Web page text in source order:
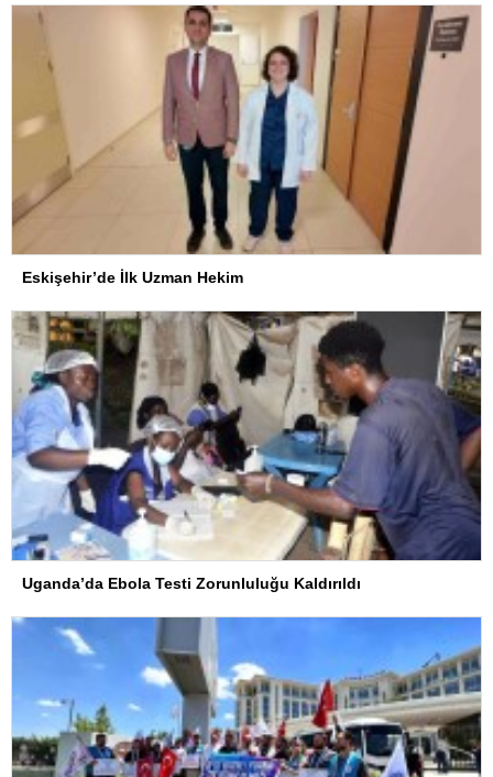
Eskişehir’de İlk Uzman Hekim
Uganda’da Ebola Testi Zorunluluğu Kaldırıldı